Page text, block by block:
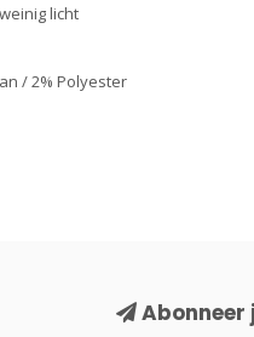
licht
/ 2% Polyester
Abonneer